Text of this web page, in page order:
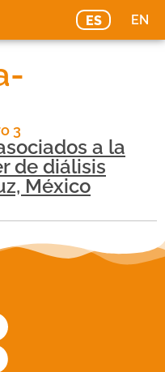
ES EN
3
a la
de diálisis
México